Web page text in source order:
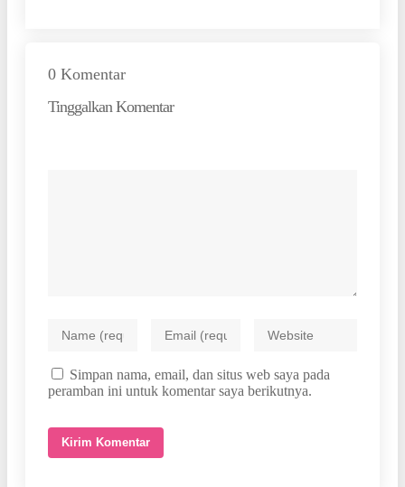
0 Komentar
Tinggalkan Komentar
Simpan nama, email, dan situs web saya pada
peramban ini untuk komentar saya berikutnya.